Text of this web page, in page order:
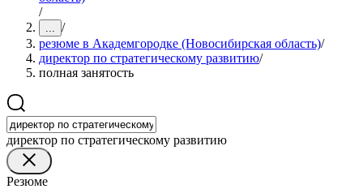
/
... /
резюме в Академгородке (Новосибирская область)/
директор по стратегическому развитию/
полная занятость
директор по стратегическому развитию
Резюме